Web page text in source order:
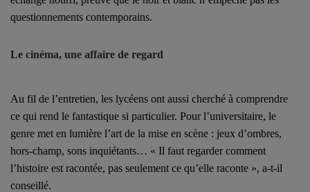
questionnements contemporains.
Le cinéma, une affaire de regard
Au fil de l’entretien, les lycéens ont aussi cherché à comprendre
ce qui rend le fantastique si particulier. Pour l’universitaire, le
genre met en lumière l’art de la mise en scène : jeux d’ombres,
hors-champ, sons inquiétants… « Il faut regarder comment
l’histoire est racontée, pas seulement ce qu’elle raconte », a-t-il
conseillé.